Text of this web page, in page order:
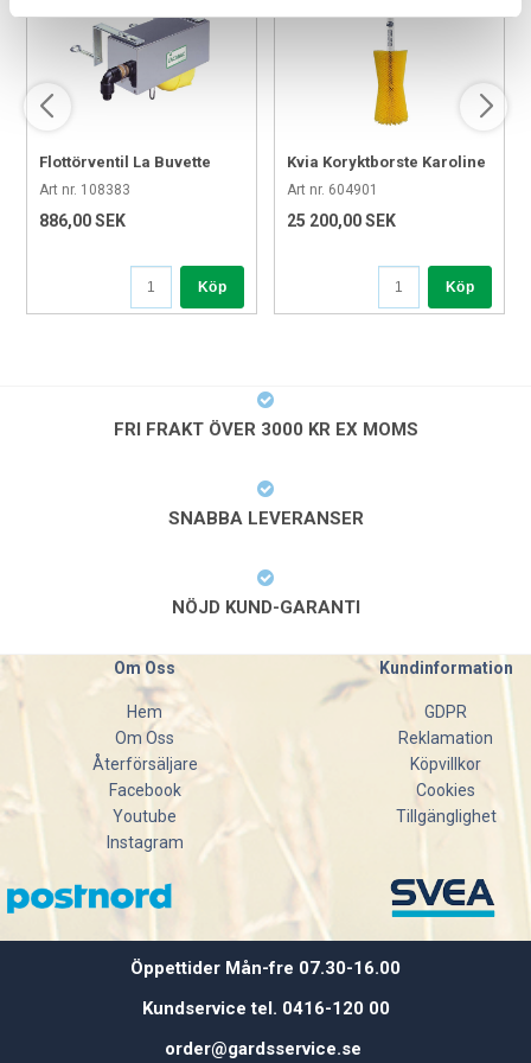
Flottörventil La Buvette
Lacabac
Art nr. 108383
886,00 SEK
Köp
Kvia Koryktborste Karoline
Art nr. 604901
25 200,00 SEK
Köp
FRI FRAKT ÖVER 3000 KR EX MOMS
SNABBA LEVERANSER
NÖJD KUND-GARANTI
Om Oss
Hem
Om Oss
Återförsäljare
Facebook
Youtube
Instagram
Kundinformation
GDPR
Reklamation
Köpvillkor
Cookies
Tillgänglighet
Öppettider Mån-fre 07.30-16.00
Kundservice tel. 0416-120 00
order@gardsservice.se